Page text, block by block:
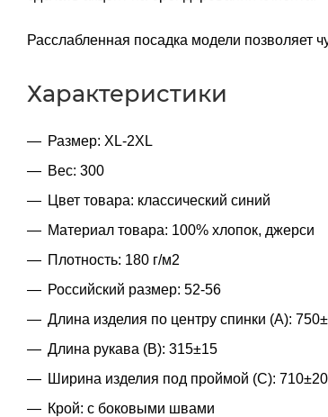
Расслабленная посадка модели позволяет
Характеристики
Размер: XL-2XL
Вес: 300
Цвет товара: классический синий
Материал товара: 100% хлопок, джерси
Плотность: 180 г/м2
Российский размер: 52-56
Длина изделия по центру спинки (A):
Длина рукава (B): 315±15
Ширина изделия под проймой (С): 710±20
Крой: с боковыми швами